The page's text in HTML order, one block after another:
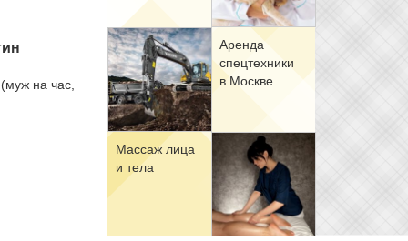
Арен­да
спец­тех­ни­ки
в Москве
Мас­саж ли­ца
и те­ла
на час,